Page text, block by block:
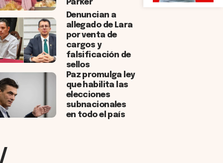
Parker
Denuncian a
allegado de Lara
por venta de
cargos y
falsificación de
sellos
Paz promulga ley
que habilita las
elecciones
subnacionales
en todo el país